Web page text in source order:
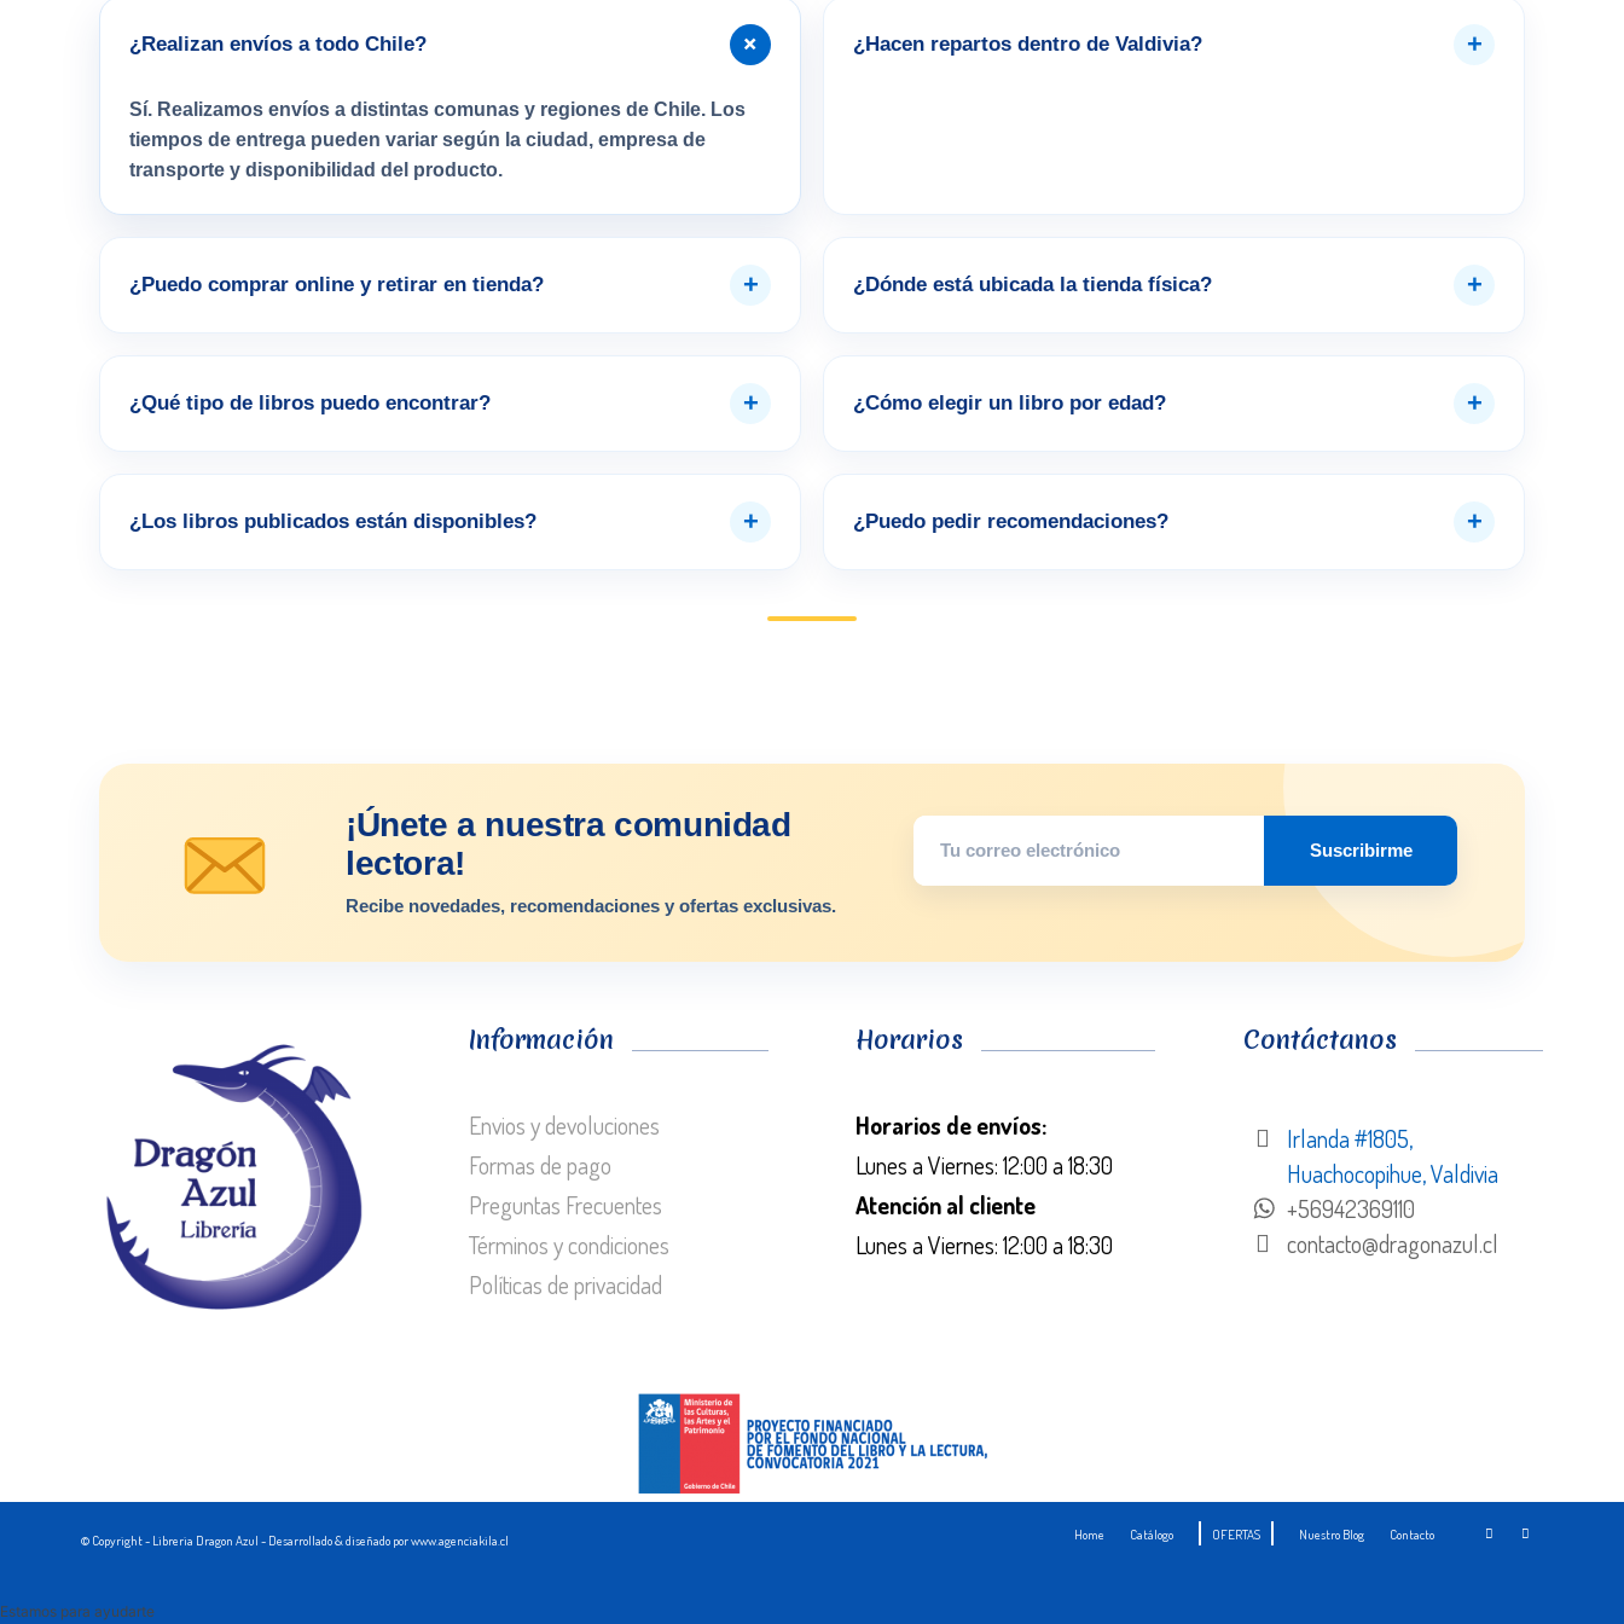
¿Realizan envíos a todo Chile? +
Sí. Realizamos envíos a distintas comunas y regiones de Chile. Los
tiempos de entrega pueden variar según la ciudad, empresa de
transporte y disponibilidad del producto.
¿Hacen repartos dentro de Valdivia? +
¿Puedo comprar online y retirar en tienda? + ¿Dónde está ubicada la tienda física? +
¿Qué tipo de libros puedo encontrar? + ¿Cómo elegir un libro por edad? +
¿Los libros publicados están disponibles? + ¿Puedo pedir recomendaciones? +
¡Únete a nuestra comunidad
lectora!
Recibe novedades, recomendaciones y ofertas exclusivas.
Suscribirme
Información
Envios y devoluciones
Formas de pago
Preguntas Frecuentes
Términos y condiciones
Políticas de privacidad
Horarios
Horarios de envíos:
Lunes a Viernes: 12:00 a 18:30
Atención al cliente
Lunes a Viernes: 12:00 a 18:30
Contáctanos
Irlanda #1805,
Huachocopihue, Valdivia
+56942369110
contacto@dragonazul.cl
© Copyright - Libreria Dragon Azul - Desarrollado & diseñado por www.agenciakila.cl Home Catálogo OFERTAS Nuestro Blog Contacto
Estamos para ayudarte